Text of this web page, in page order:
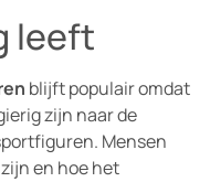
leeft
blijft populair omdat
zijn naar de
Mensen
en hoe het